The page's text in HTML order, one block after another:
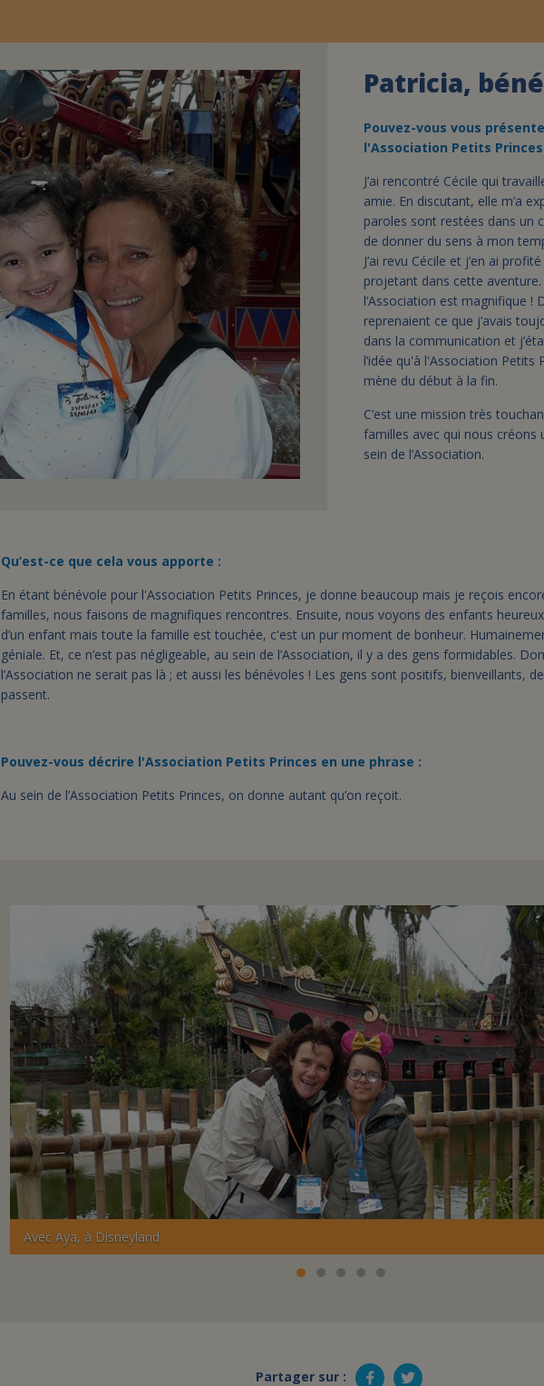
Patricia,
Pouvez-vous vous
l'Association Petits Princes
J’ai rencontré Cécile qui
amie. En discutant, elle m’a
paroles sont restées dans un
de donner du sens à mon
J’ai revu Cécile et j’en ai
projetant dans cette
l’Association est magnifique !
reprenaient ce que j’avais
dans la communication et
l’idée qu'à l'Association
mène du début à la fin.
C’est une mission très
familles avec qui nous créons
sein de l’Association.
Qu’est-ce que cela vous apporte :
En étant bénévole pour l'Association Petits Princes, je donne beaucoup mais je reçois
familles, nous faisons de magnifiques rencontres. Ensuite, nous voyons des enfants
d’un enfant mais toute la famille est touchée, c'est un pur moment de bonheur.
géniale. Et, ce n’est pas négligeable, au sein de l’Association, il y a des gens formidables.
l’Association ne serait pas là ; et aussi les bénévoles ! Les gens sont positifs, bienveillants,
passent.
Pouvez-vous décrire l'Association Petits Princes en une phrase :
Au sein de l’Association Petits Princes, on donne autant qu’on reçoit.
Avec Léandre, sur le tournage du Meilleur Pâtissier
Partager sur :